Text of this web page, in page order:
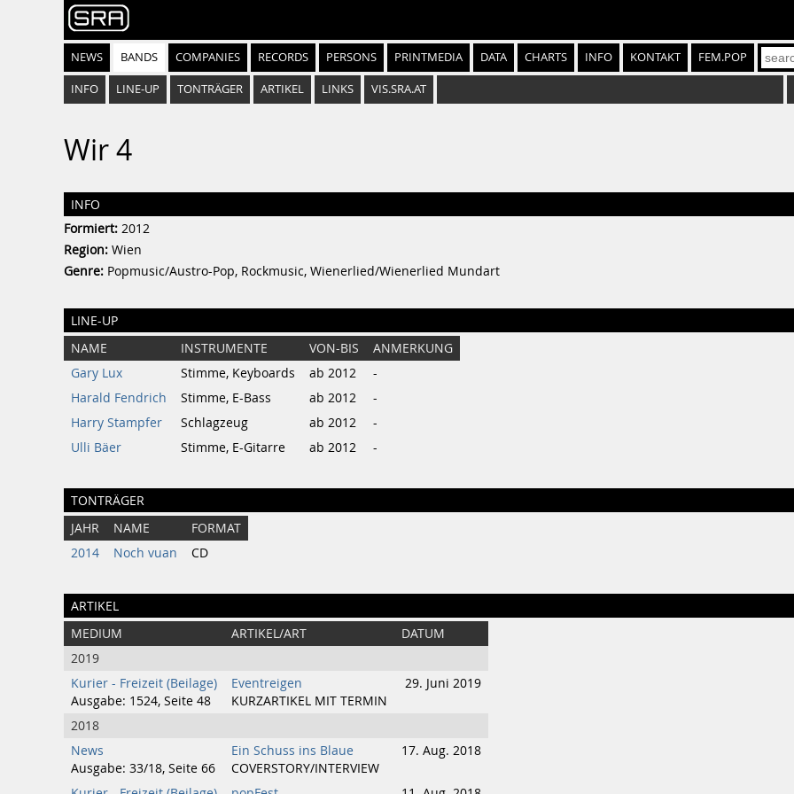
NEWS BANDS COMPANIES RECORDS PERSONS PRINTMEDIA DATA CHARTS INFO KONTAKT FEM.POP
INFO LINE-UP TONTRÄGER ARTIKEL LINKS VIS.SRA.AT
Wir 4
INFO
Formiert: 2012
Region: Wien
Genre: Popmusic/Austro-Pop, Rockmusic, Wienerlied/Wienerlied Mundart
LINE-UP
NAME INSTRUMENTE VON-BIS
ANMERKUNG
Gary Lux
Stimme, Keyboards ab 2012
-
Harald Fendrich
Stimme, E-Bass ab 2012
-
Harry Stampfer
Schlagzeug ab 2012
-
Ulli Bäer
Stimme, E-Gitarre ab 2012 -
TONTRÄGER
JAHR NAME
FORMAT
2014
Noch vuan CD
ARTIKEL
MEDIUM ARTIKEL/ART
DATUM
2019
Kurier - Freizeit (Beilage)
Ausgabe: 1524, Seite 48
Eventreigen
KURZARTIKEL MIT TERMIN
29. Juni 2019
2018
News
Ausgabe: 33/18, Seite 66
Ein Schuss ins Blaue
COVERSTORY/INTERVIEW
17. Aug. 2018